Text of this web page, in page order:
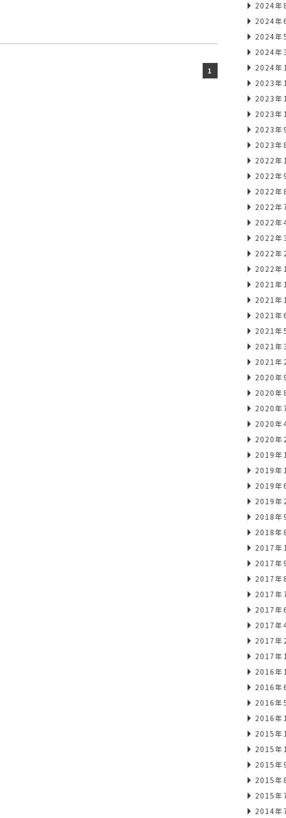
1
2024年
2024年
2024年
2024年
2024年
2023年
2023年
2023年
2023年
2023年
2022年
2022年
2022年
2022年
2022年
2022年
2022年
2022年
2021年
2021年
2021年
2021年
2021年
2021年
2020年
2020年
2020年
2020年
2020年
2019年
2019年
2019年
2019年
2018年
2018年
2017年
2017年
2017年
2017年
2017年
2017年
2017年
2017年
2016年
2016年
2016年
2016年
2015年
2015年
2015年
2015年
2015年
2014年